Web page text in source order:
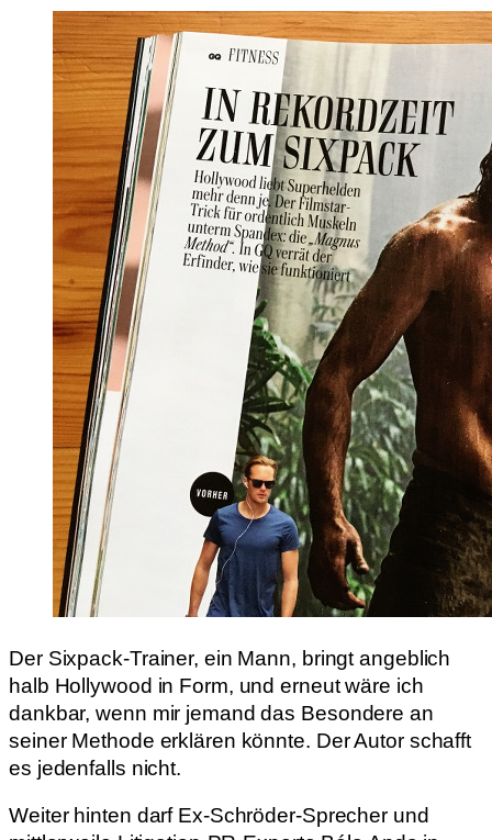
Der Sixpack-Trainer, ein Mann, bringt angeblich
halb Hollywood in Form, und erneut wäre ich
dankbar, wenn mir jemand das Besondere an
seiner Methode erklären könnte. Der Autor schafft
es jedenfalls nicht.
Weiter hinten darf Ex-Schröder-Sprecher und